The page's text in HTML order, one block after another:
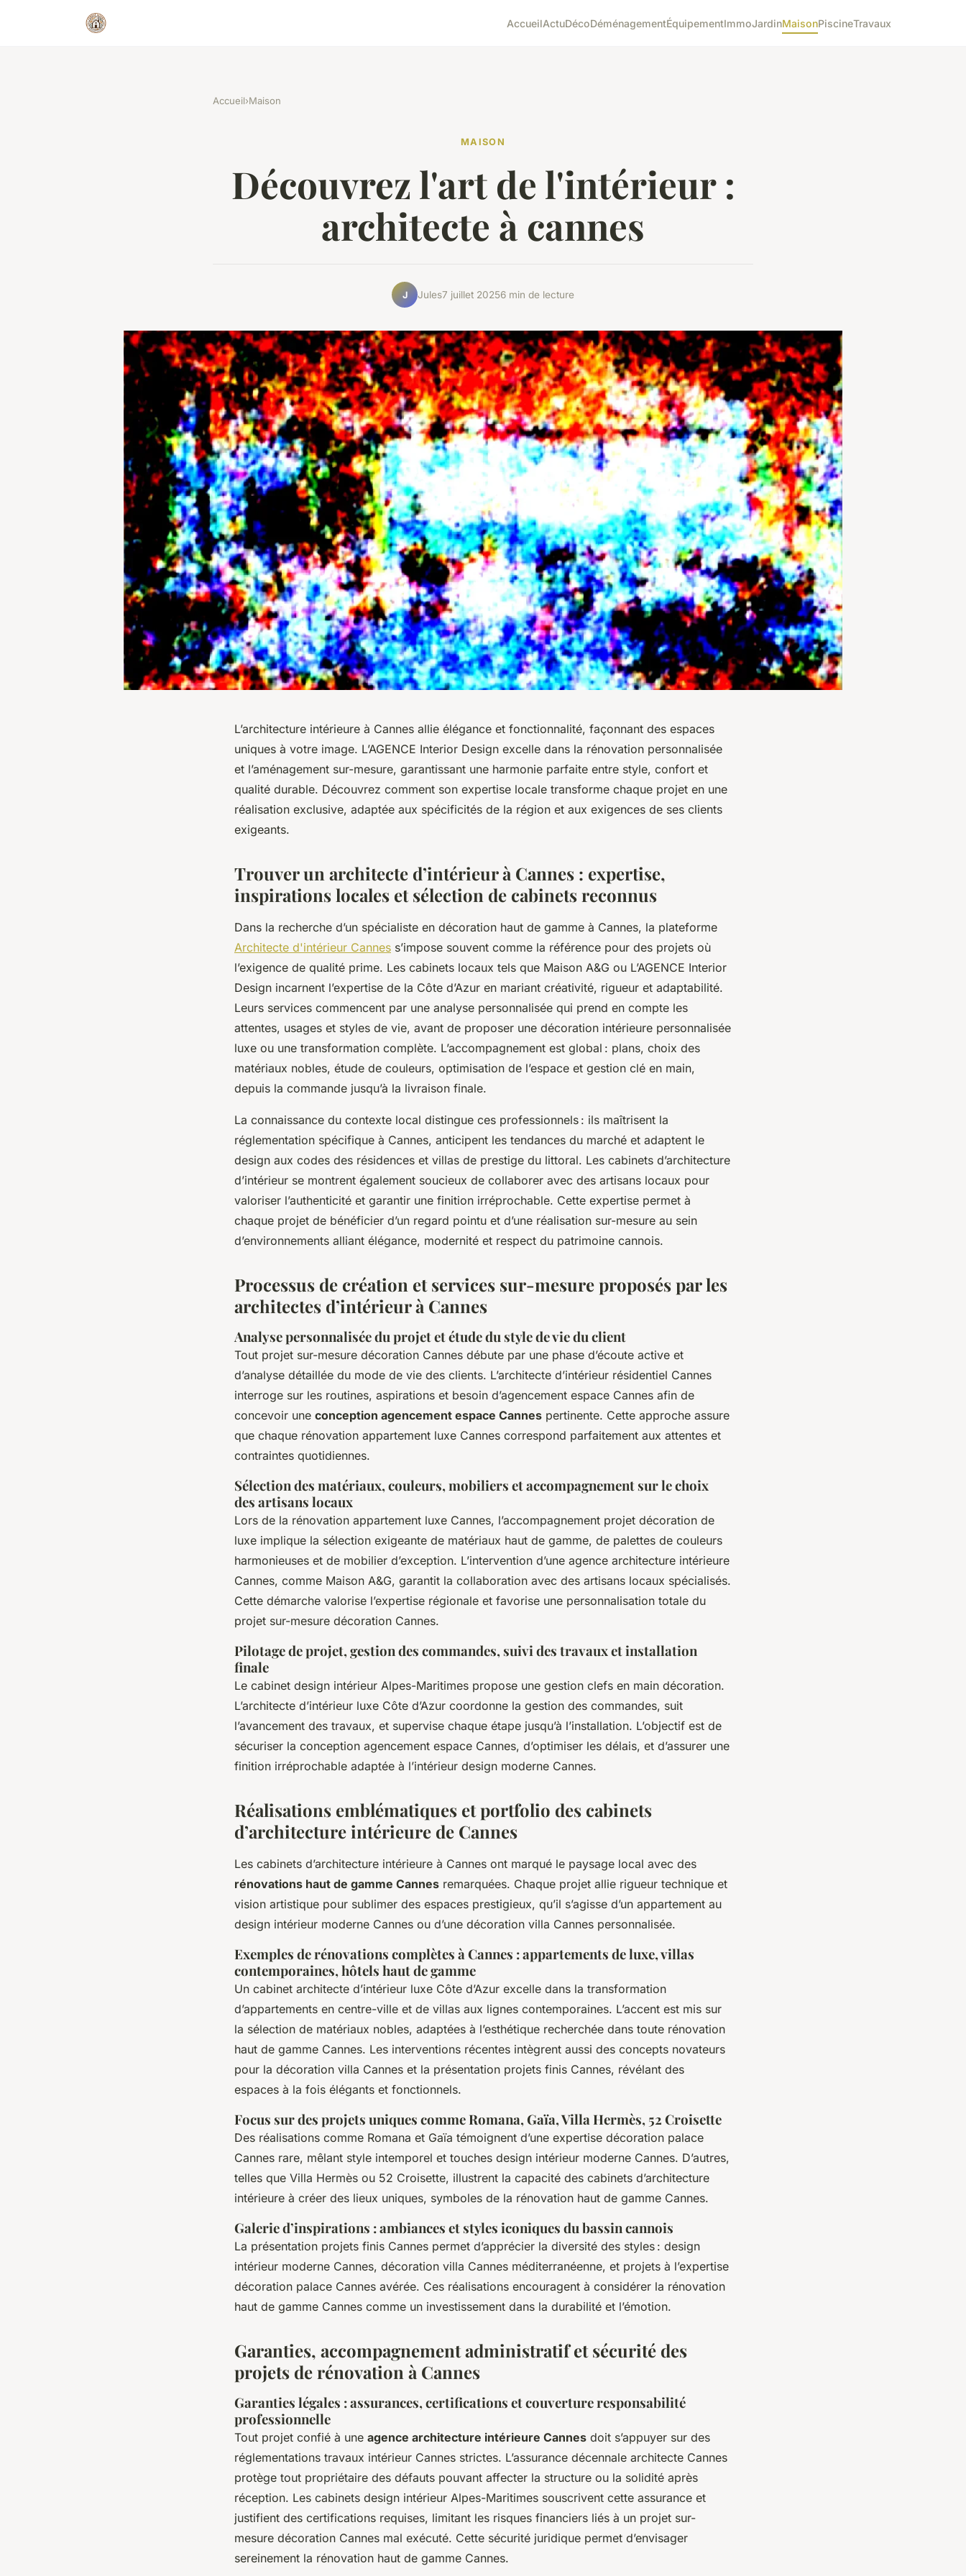
AccueilActuDécoDéménagementÉquipementImmoJardinMaisonPiscineTravaux
Accueil›Maison
MAISON
Découvrez l'art de l'intérieur :
architecte à cannes
J Jules7 juillet 20256 min de lecture
L’architecture intérieure à Cannes allie élégance et fonctionnalité, façonnant des espaces
uniques à votre image. L’AGENCE Interior Design excelle dans la rénovation personnalisée
et l’aménagement sur-mesure, garantissant une harmonie parfaite entre style, confort et
qualité durable. Découvrez comment son expertise locale transforme chaque projet en une
réalisation exclusive, adaptée aux spécificités de la région et aux exigences de ses clients
exigeants.
Trouver un architecte d’intérieur à Cannes : expertise,
inspirations locales et sélection de cabinets reconnus
Dans la recherche d’un spécialiste en décoration haut de gamme à Cannes, la plateforme
Architecte d'intérieur Cannes s’impose souvent comme la référence pour des projets où
l’exigence de qualité prime. Les cabinets locaux tels que Maison A&G ou L’AGENCE Interior
Design incarnent l’expertise de la Côte d’Azur en mariant créativité, rigueur et adaptabilité.
Leurs services commencent par une analyse personnalisée qui prend en compte les
attentes, usages et styles de vie, avant de proposer une décoration intérieure personnalisée
luxe ou une transformation complète. L’accompagnement est global : plans, choix des
matériaux nobles, étude de couleurs, optimisation de l’espace et gestion clé en main,
depuis la commande jusqu’à la livraison finale.
La connaissance du contexte local distingue ces professionnels : ils maîtrisent la
réglementation spécifique à Cannes, anticipent les tendances du marché et adaptent le
design aux codes des résidences et villas de prestige du littoral. Les cabinets d’architecture
d’intérieur se montrent également soucieux de collaborer avec des artisans locaux pour
valoriser l’authenticité et garantir une finition irréprochable. Cette expertise permet à
chaque projet de bénéficier d’un regard pointu et d’une réalisation sur-mesure au sein
d’environnements alliant élégance, modernité et respect du patrimoine cannois.
Processus de création et services sur-mesure proposés par les
architectes d’intérieur à Cannes
Analyse personnalisée du projet et étude du style de vie du client
Tout projet sur-mesure décoration Cannes débute par une phase d’écoute active et
d’analyse détaillée du mode de vie des clients. L’architecte d’intérieur résidentiel Cannes
interroge sur les routines, aspirations et besoin d’agencement espace Cannes afin de
concevoir une conception agencement espace Cannes pertinente. Cette approche assure
que chaque rénovation appartement luxe Cannes correspond parfaitement aux attentes et
contraintes quotidiennes.
Sélection des matériaux, couleurs, mobiliers et accompagnement sur le choix
des artisans locaux
Lors de la rénovation appartement luxe Cannes, l’accompagnement projet décoration de
luxe implique la sélection exigeante de matériaux haut de gamme, de palettes de couleurs
harmonieuses et de mobilier d’exception. L’intervention d’une agence architecture intérieure
Cannes, comme Maison A&G, garantit la collaboration avec des artisans locaux spécialisés.
Cette démarche valorise l’expertise régionale et favorise une personnalisation totale du
projet sur-mesure décoration Cannes.
Pilotage de projet, gestion des commandes, suivi des travaux et installation
finale
Le cabinet design intérieur Alpes-Maritimes propose une gestion clefs en main décoration.
L’architecte d’intérieur luxe Côte d’Azur coordonne la gestion des commandes, suit
l’avancement des travaux, et supervise chaque étape jusqu’à l’installation. L’objectif est de
sécuriser la conception agencement espace Cannes, d’optimiser les délais, et d’assurer une
finition irréprochable adaptée à l’intérieur design moderne Cannes.
Réalisations emblématiques et portfolio des cabinets
d’architecture intérieure de Cannes
Les cabinets d’architecture intérieure à Cannes ont marqué le paysage local avec des
rénovations haut de gamme Cannes remarquées. Chaque projet allie rigueur technique et
vision artistique pour sublimer des espaces prestigieux, qu’il s’agisse d’un appartement au
design intérieur moderne Cannes ou d’une décoration villa Cannes personnalisée.
Exemples de rénovations complètes à Cannes : appartements de luxe, villas
contemporaines, hôtels haut de gamme
Un cabinet architecte d’intérieur luxe Côte d’Azur excelle dans la transformation
d’appartements en centre-ville et de villas aux lignes contemporaines. L’accent est mis sur
la sélection de matériaux nobles, adaptées à l’esthétique recherchée dans toute rénovation
haut de gamme Cannes. Les interventions récentes intègrent aussi des concepts novateurs
pour la décoration villa Cannes et la présentation projets finis Cannes, révélant des
espaces à la fois élégants et fonctionnels.
Focus sur des projets uniques comme Romana, Gaïa, Villa Hermès, 52 Croisette
Des réalisations comme Romana et Gaïa témoignent d’une expertise décoration palace
Cannes rare, mêlant style intemporel et touches design intérieur moderne Cannes. D’autres,
telles que Villa Hermès ou 52 Croisette, illustrent la capacité des cabinets d’architecture
intérieure à créer des lieux uniques, symboles de la rénovation haut de gamme Cannes.
Galerie d’inspirations : ambiances et styles iconiques du bassin cannois
La présentation projets finis Cannes permet d’apprécier la diversité des styles : design
intérieur moderne Cannes, décoration villa Cannes méditerranéenne, et projets à l’expertise
décoration palace Cannes avérée. Ces réalisations encouragent à considérer la rénovation
haut de gamme Cannes comme un investissement dans la durabilité et l’émotion.
Garanties, accompagnement administratif et sécurité des
projets de rénovation à Cannes
Garanties légales : assurances, certifications et couverture responsabilité
professionnelle
Tout projet confié à une agence architecture intérieure Cannes doit s’appuyer sur des
réglementations travaux intérieur Cannes strictes. L’assurance décennale architecte Cannes
protège tout propriétaire des défauts pouvant affecter la structure ou la solidité après
réception. Les cabinets design intérieur Alpes-Maritimes souscrivent cette assurance et
justifient des certifications requises, limitant les risques financiers liés à un projet sur-
mesure décoration Cannes mal exécuté. Cette sécurité juridique permet d’envisager
sereinement la rénovation haut de gamme Cannes.